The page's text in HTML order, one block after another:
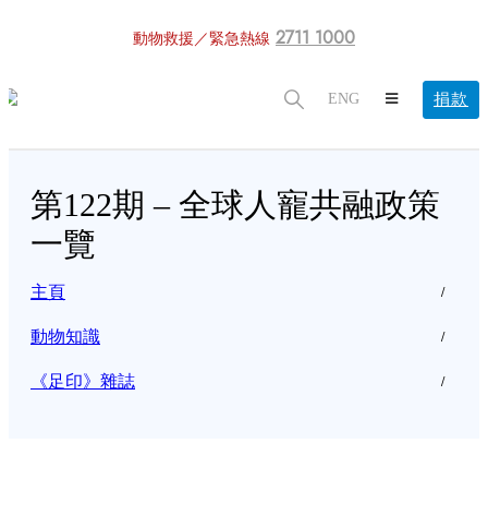
動物救援／緊急熱線 2711 1000
ENG 捐款
第122期 – 全球人寵共融政策
一覽
主頁
動物知識
《足印》雜誌